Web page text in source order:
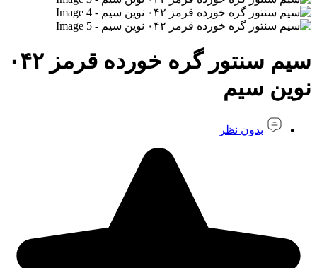
سیم سنتور گره خورده قرمز ۰۴۲
نوین سیم
بدون نظر